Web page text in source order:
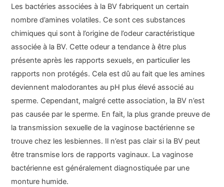
Les bactéries associées à la BV fabriquent un certain
nombre d’amines volatiles. Ce sont ces substances
chimiques qui sont à l’origine de l’odeur caractéristique
associée à la BV. Cette odeur a tendance à être plus
présente après les rapports sexuels, en particulier les
rapports non protégés. Cela est dû au fait que les amines
deviennent malodorantes au pH plus élevé associé au
sperme. Cependant, malgré cette association, la BV n’est
pas causée par le sperme. En fait, la plus grande preuve de
la transmission sexuelle de la vaginose bactérienne se
trouve chez les lesbiennes. Il n’est pas clair si la BV peut
être transmise lors de rapports vaginaux. La vaginose
bactérienne est généralement diagnostiquée par une
monture humide.